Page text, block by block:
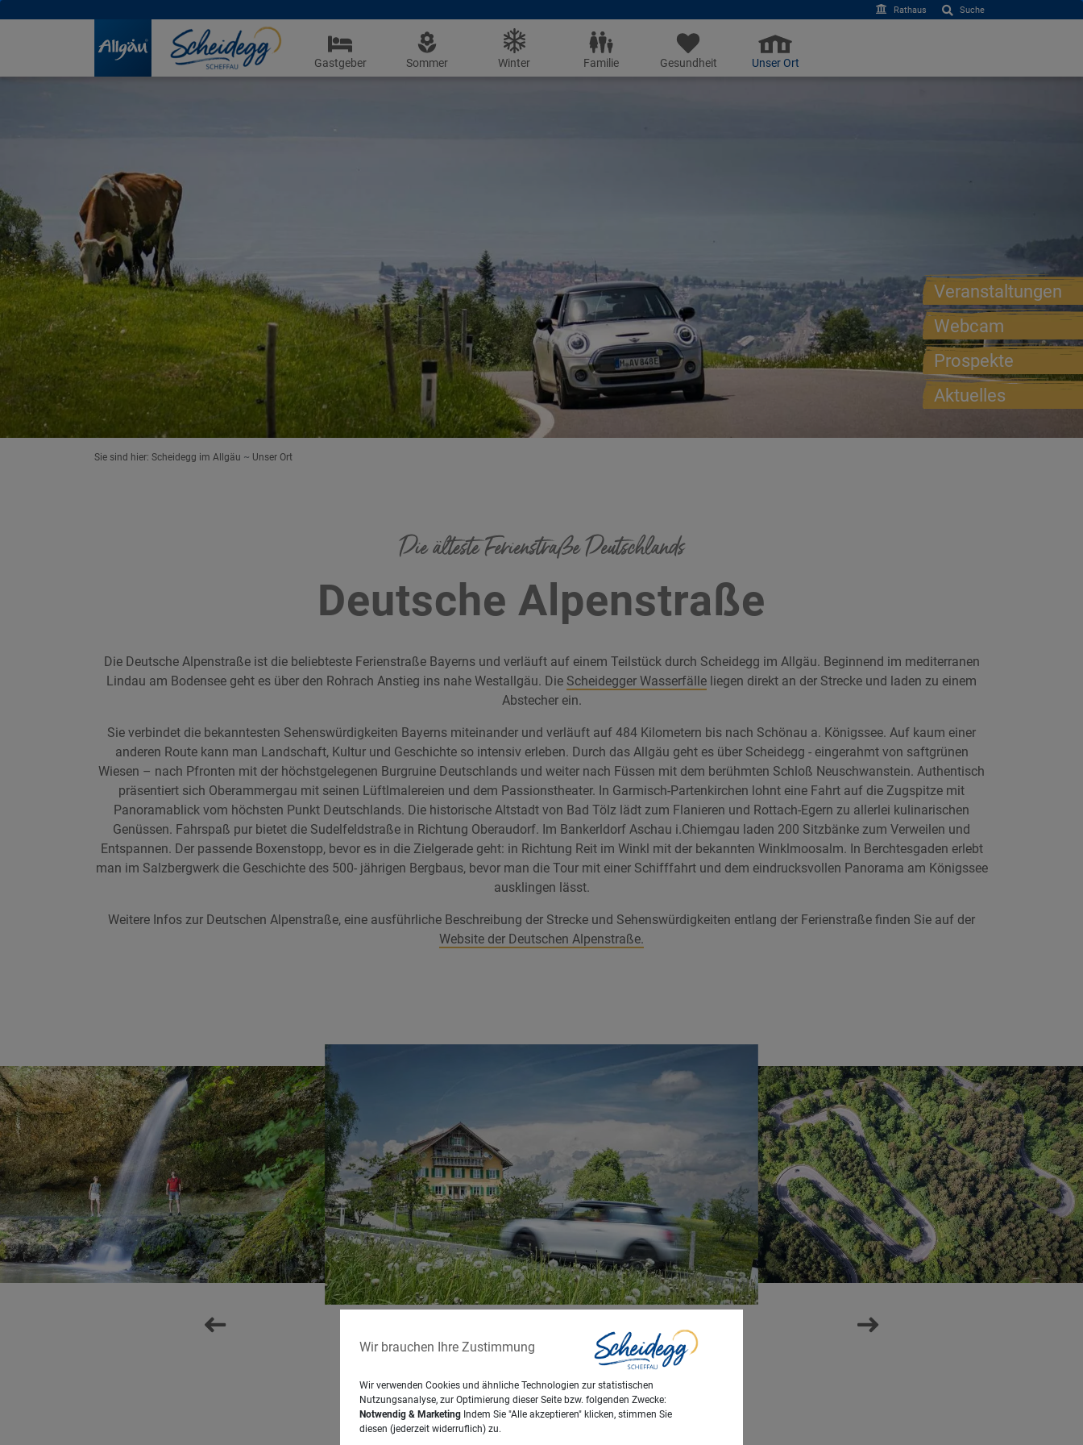
Rathaus Suche
Gastgeber Sommer Winter Familie Gesundheit Unser Ort
Veranstaltungen
Webcam
Prospekte
Aktuelles
Sie sind hier: Scheidegg im Allgäu Unser Ort
Die älteste Ferienstraße Deutschlands
Deutsche Alpenstraße
Die Deutsche Alpenstraße ist die beliebteste Ferienstraße Bayerns und verläuft auf einem Teilstück durch Scheidegg im Allgäu. Beginnend im mediterranen
Lindau am Bodensee geht es über den Rohrach Anstieg ins nahe Westallgäu. Die Scheidegger Wasserfälle liegen direkt an der Strecke und laden zu einem
Abstecher ein.
Sie verbindet die bekanntesten Sehenswürdigkeiten Bayerns miteinander und verläuft auf 484 Kilometern bis nach Schönau a. Königssee. Auf kaum einer
anderen Route kann man Landschaft, Kultur und Geschichte so intensiv erleben. Durch das Allgäu geht es über Scheidegg - eingerahmt von saftgrünen
Wiesen – nach Pfronten mit der höchstgelegenen Burgruine Deutschlands und weiter nach Füssen mit dem berühmten Schloß Neuschwanstein. Authentisch
präsentiert sich Oberammergau mit seinen Lüftlmalereien und dem Passionstheater. In Garmisch-Partenkirchen lohnt eine Fahrt auf die Zugspitze mit
Panoramablick vom höchsten Punkt Deutschlands. Die historische Altstadt von Bad Tölz lädt zum Flanieren und Rottach-Egern zu allerlei kulinarischen
Genüssen. Fahrspaß pur bietet die Sudelfeldstraße in Richtung Oberaudorf. Im Bankerldorf Aschau i.Chiemgau laden 200 Sitzbänke zum Verweilen und
Entspannen. Der passende Boxenstopp, bevor es in die Zielgerade geht: in Richtung Reit im Winkl mit der bekannten Winklmoosalm. In Berchtesgaden erlebt
man im Salzbergwerk die Geschichte des 500- jährigen Bergbaus, bevor man die Tour mit einer Schifffahrt und dem eindrucksvollen Panorama am Königssee
ausklingen lässt.
Weitere Infos zur Deutschen Alpenstraße, eine ausführliche Beschreibung der Strecke und Sehenswürdigkeiten entlang der Ferienstraße finden Sie auf der
Website der Deutschen Alpenstraße.
prev next
Anstieg nach Scheidegg
Wir brauchen Ihre Zustimmung
Wir verwenden Cookies und ähnliche Technologien zur statistischen
Nutzungsanalyse, zur Optimierung dieser Seite bzw. folgenden Zwecke:
Notwendig & Marketing Indem Sie "Alle akzeptieren" klicken, stimmen Sie
diesen (jederzeit widerruflich) zu.